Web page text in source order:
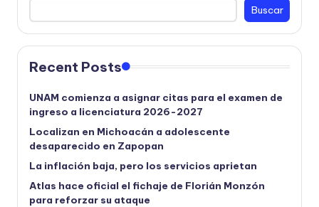
Buscar
Recent Posts
UNAM comienza a asignar citas para el examen de
ingreso a licenciatura 2026-2027
Localizan en Michoacán a adolescente
desaparecido en Zapopan
La inflación baja, pero los servicios aprietan
Atlas hace oficial el fichaje de Florián Monzón
para reforzar su ataque